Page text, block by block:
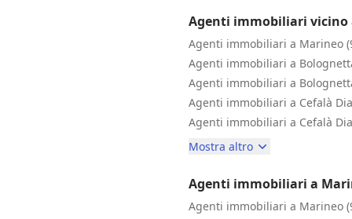
Agenti immobiliari vicino
Agenti immobiliari a Marineo
Agenti immobiliari a
Agenti immobiliari a
Agenti immobiliari a Cefalà
Agenti immobiliari a Cefalà
Mostra altro
Agenti immobiliari a
Agenti immobiliari a Marineo